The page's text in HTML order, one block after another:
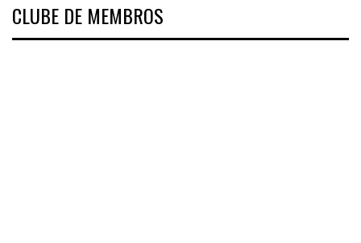
CLUBE DE MEMBROS